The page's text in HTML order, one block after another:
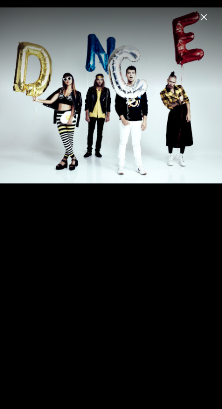
Menu
DNCE
Home News Musik Videos Fotos Biografie
Pressebilder 2022